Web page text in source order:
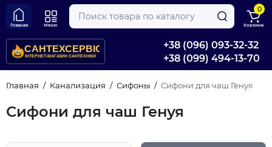
+38 (096) 093-32-32
+38 (099) 494-13-70
Главная Меню
0
Корзина
Главная Канализация Сифоны Сифони для чаш Генуя
Сифони для чаш Генуя